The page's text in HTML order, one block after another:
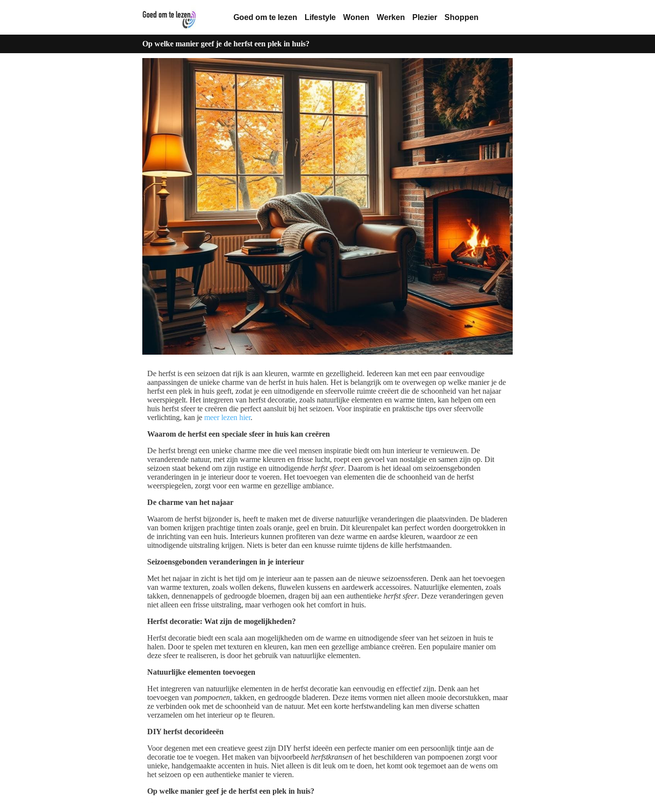
Goed om te lezen Lifestyle Wonen Werken Plezier Shoppen
Op welke manier geef je de herfst een plek in huis?
De herfst is een seizoen dat rijk is aan kleuren, warmte en gezelligheid. Iedereen kan met een paar eenvoudige
aanpassingen de unieke charme van de herfst in huis halen. Het is belangrijk om te overwegen op welke manier je de
herfst een plek in huis geeft, zodat je een uitnodigende en sfeervolle ruimte creëert die de schoonheid van het najaar
weerspiegelt. Het integreren van herfst decoratie, zoals natuurlijke elementen en warme tinten, kan helpen om een
huis herfst sfeer te creëren die perfect aansluit bij het seizoen. Voor inspiratie en praktische tips over sfeervolle
verlichting, kan je meer lezen hier.
Waarom de herfst een speciale sfeer in huis kan creëren
De herfst brengt een unieke charme mee die veel mensen inspiratie biedt om hun interieur te vernieuwen. De
veranderende natuur, met zijn warme kleuren en frisse lucht, roept een gevoel van nostalgie en samen zijn op. Dit
seizoen staat bekend om zijn rustige en uitnodigende herfst sfeer. Daarom is het ideaal om seizoensgebonden
veranderingen in je interieur door te voeren. Het toevoegen van elementen die de schoonheid van de herfst
weerspiegelen, zorgt voor een warme en gezellige ambiance.
De charme van het najaar
Waarom de herfst bijzonder is, heeft te maken met de diverse natuurlijke veranderingen die plaatsvinden. De bladeren
van bomen krijgen prachtige tinten zoals oranje, geel en bruin. Dit kleurenpalet kan perfect worden doorgetrokken in
de inrichting van een huis. Interieurs kunnen profiteren van deze warme en aardse kleuren, waardoor ze een
uitnodigende uitstraling krijgen. Niets is beter dan een knusse ruimte tijdens de kille herfstmaanden.
Seizoensgebonden veranderingen in je interieur
Met het najaar in zicht is het tijd om je interieur aan te passen aan de nieuwe seizoenssferen. Denk aan het toevoegen
van warme texturen, zoals wollen dekens, fluwelen kussens en aardewerk accessoires. Natuurlijke elementen, zoals
takken, dennenappels of gedroogde bloemen, dragen bij aan een authentieke herfst sfeer. Deze veranderingen geven
niet alleen een frisse uitstraling, maar verhogen ook het comfort in huis.
Herfst decoratie: Wat zijn de mogelijkheden?
Herfst decoratie biedt een scala aan mogelijkheden om de warme en uitnodigende sfeer van het seizoen in huis te
halen. Door te spelen met texturen en kleuren, kan men een gezellige ambiance creëren. Een populaire manier om
deze sfeer te realiseren, is door het gebruik van natuurlijke elementen.
Natuurlijke elementen toevoegen
Het integreren van natuurlijke elementen in de herfst decoratie kan eenvoudig en effectief zijn. Denk aan het
toevoegen van pompoenen, takken, en gedroogde bladeren. Deze items vormen niet alleen mooie decorstukken, maar
ze verbinden ook met de schoonheid van de natuur. Met een korte herfstwandeling kan men diverse schatten
verzamelen om het interieur op te fleuren.
DIY herfst decorideeën
Voor degenen met een creatieve geest zijn DIY herfst ideeën een perfecte manier om een persoonlijk tintje aan de
decoratie toe te voegen. Het maken van bijvoorbeeld herfstkransen of het beschilderen van pompoenen zorgt voor
unieke, handgemaakte accenten in huis. Niet alleen is dit leuk om te doen, het komt ook tegemoet aan de wens om
het seizoen op een authentieke manier te vieren.
Op welke manier geef je de herfst een plek in huis?